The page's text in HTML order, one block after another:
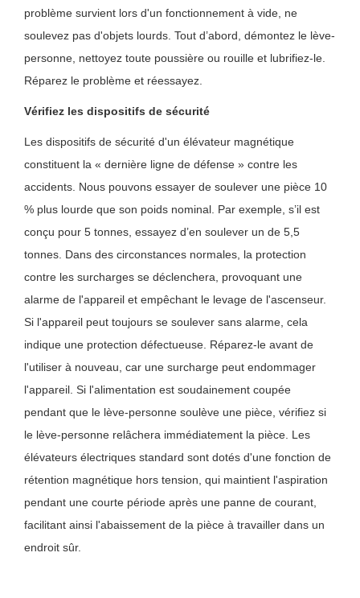
problème survient lors d'un fonctionnement à vide, ne
soulevez pas d'objets lourds. Tout d’abord, démontez le lève-
personne, nettoyez toute poussière ou rouille et lubrifiez-le.
Réparez le problème et réessayez.
Vérifiez les dispositifs de sécurité
Les dispositifs de sécurité d'un élévateur magnétique
constituent la « dernière ligne de défense » contre les
accidents. Nous pouvons essayer de soulever une pièce 10
% plus lourde que son poids nominal. Par exemple, s’il est
conçu pour 5 tonnes, essayez d’en soulever un de 5,5
tonnes. Dans des circonstances normales, la protection
contre les surcharges se déclenchera, provoquant une
alarme de l'appareil et empêchant le levage de l'ascenseur.
Si l'appareil peut toujours se soulever sans alarme, cela
indique une protection défectueuse. Réparez-le avant de
l'utiliser à nouveau, car une surcharge peut endommager
l'appareil. Si l'alimentation est soudainement coupée
pendant que le lève-personne soulève une pièce, vérifiez si
le lève-personne relâchera immédiatement la pièce. Les
élévateurs électriques standard sont dotés d'une fonction de
rétention magnétique hors tension, qui maintient l'aspiration
pendant une courte période après une panne de courant,
facilitant ainsi l'abaissement de la pièce à travailler dans un
endroit sûr.